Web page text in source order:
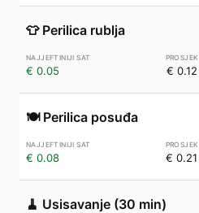
👕 Perilica rublja
€ 0.05 € 0.12
🍽️ Perilica posuđa
€ 0.08 € 0.21
🧹 Usisavanje (30 min)